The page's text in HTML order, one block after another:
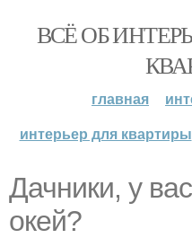
ВСЁ ОБ
главная
интерьер для квартиры
Дачники, у
окей?